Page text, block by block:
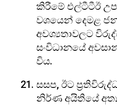
කිරීමේ එල්ටීටීඊ
වශයෙන් දෙමළ
අවශ්‍යතාවලට
සංවිධානයේ
විය.
සසප, ඊට
නිර්ණ අයිතියේ